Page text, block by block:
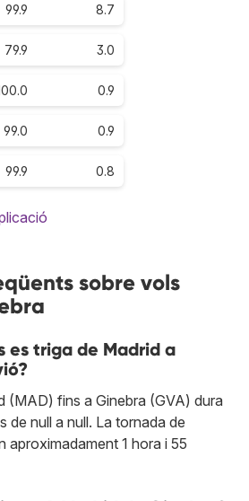
99.9 8.7
79.9 3.0
0.9
99.0 0.9
99.9 0.8
sobre vols
es triga de Madrid a
(MAD) fins a Ginebra (GVA) dura
de null a null. La tornada de
aproximadament 1 hora i 55